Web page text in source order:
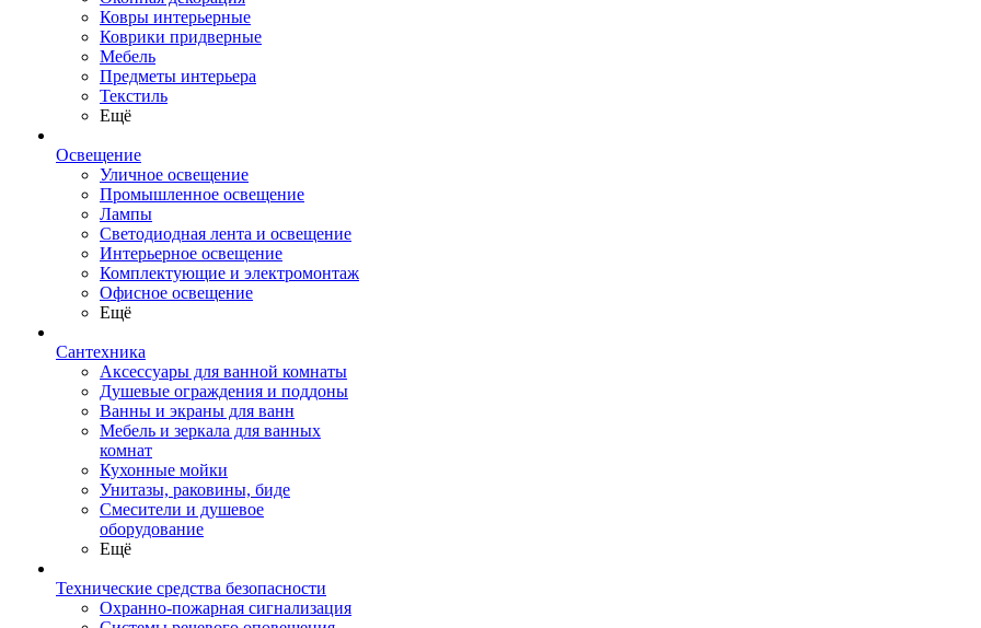
Ковры интерьерные
Коврики придверные
Мебель
Предметы интерьера
Текстиль
Ещё
Освещение
Уличное освещение
Промышленное освещение
Лампы
Светодиодная лента и освещение
Интерьерное освещение
Комплектующие и электромонтаж
Офисное освещение
Ещё
Сантехника
Аксессуары для ванной комнаты
Душевые ограждения и поддоны
Ванны и экраны для ванн
Мебель и зеркала для ванных
комнат
Кухонные мойки
Унитазы, раковины, биде
Смесители и душевое
оборудование
Ещё
Технические средства безопасности
Охранно-пожарная сигнализация